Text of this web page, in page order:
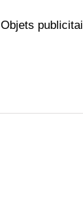
Objets